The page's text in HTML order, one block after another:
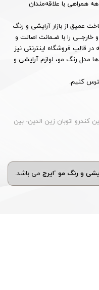
همراهی با علاقه‌مندان
بر تجربه ۲۰ ساله و شناخت عمیق از بازار آرایشی و رنگ
خارجــی را با ضـمانت اصالت و
قالب فروشگاه اینترنتی نیز
مدل رنگ مو، لوازم آرایشی و
کنیم.
کندرو اتوبان زین الدین- بین
و رنگ مو 'ایرجمی باشد.